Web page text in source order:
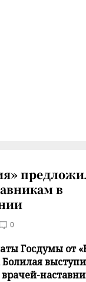
в
0
Госдумы от